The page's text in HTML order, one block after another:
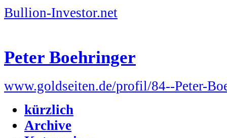
Bullion-Investor.net
Peter Boehringer
www.goldseiten.de/profil/84--Peter-
kürzlich
Archive